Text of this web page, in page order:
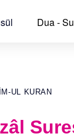
Dua -
UL KURAN